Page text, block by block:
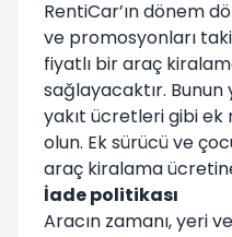
RentiCar’ın dönem
ve promosyonları
fiyatlı bir araç
sağlayacaktır.
yakıt ücretleri gibi
olun. Ek sürücü ve
araç kiralama
İade politikası
Aracın zamanı, yeri